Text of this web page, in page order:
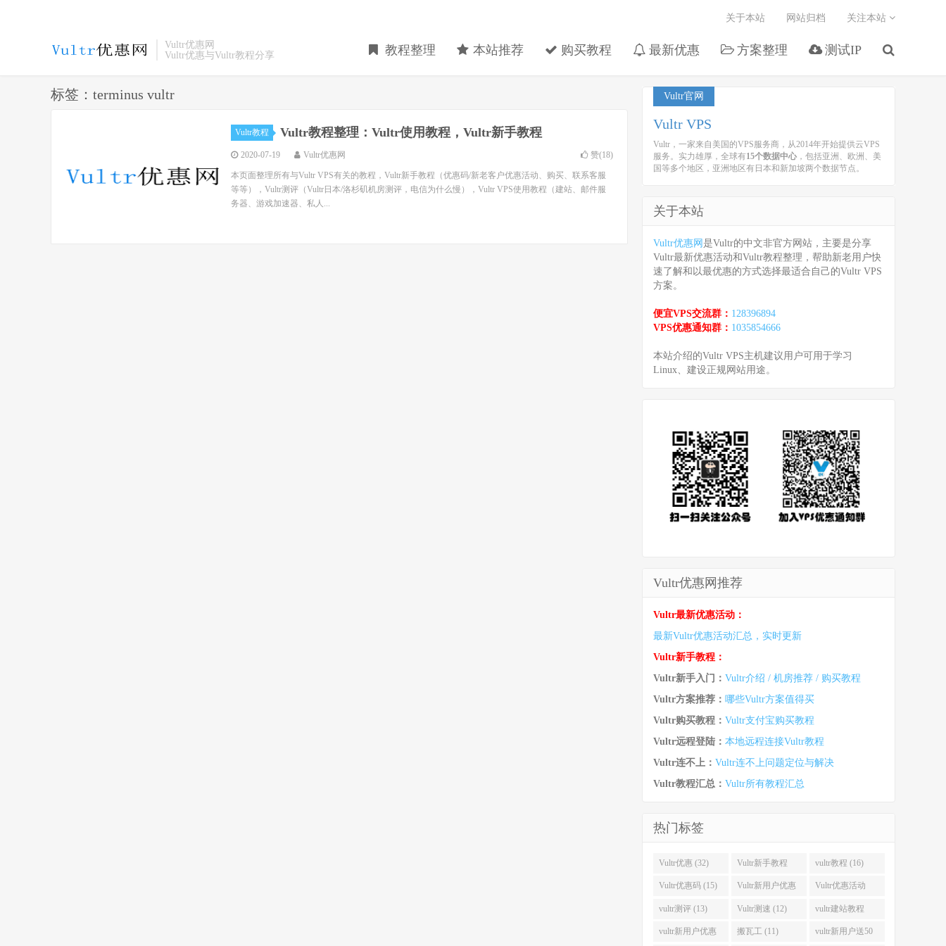
Vultr优惠网
Vultr优惠与Vultr教程分享
教程整理 本站推荐 购买教程 最新优惠 方案整理 测试IP
关于本站 网站归档 关注本站
标签：terminus vultr
Vultr教程 Vultr教程整理：Vultr使用教程，Vultr新手教程
2020-07-19 Vultr优惠网 赞(18)
本页面整理所有与Vultr VPS有关的教程，Vultr新手教程（优惠码/新老客户优惠活动、购买、联系客服
等等），Vultr测评（Vultr日本/洛杉矶机房测评，电信为什么慢），Vultr VPS使用教程（建站、邮件服
务器、游戏加速器、私人...
Vultr官网
Vultr VPS
Vultr，一家来自美国的VPS服务商，从2014年开始提供云VPS
服务。实力雄厚，全球有15个数据中心 ，包括亚洲、欧洲、美
国等多个地区，亚洲地区有日本和新加坡两个数据节点。
关于本站
Vultr优惠网 是Vultr的中文非官方网站，主要是分享
Vultr最新优惠活动和Vultr教程整理，帮助新老用户快
速了解和以最优惠的方式选择最适合自己的Vultr VPS
方案。
便宜VPS交流群： 128396894
VPS优惠通知群： 1035854666
本站介绍的Vultr VPS主机建议用户可用于学习
Linux、建设正规网站用途。
Vultr优惠网推荐
Vultr最新优惠活动：
最新Vultr优惠活动汇总，实时更新
Vultr新手教程：
Vultr新手入门： Vultr介绍 / 机房推荐 / 购买教程
Vultr方案推荐： 哪些Vultr方案值得买
Vultr购买教程： Vultr支付宝购买教程
Vultr远程登陆： 本地远程连接Vultr教程
Vultr连不上： Vultr连不上问题定位与解决
Vultr教程汇总： Vultr所有教程汇总
热门标签
Vultr优惠 (32) Vultr新手教程
(16)
vultr教程 (16)
Vultr优惠码 (15) Vultr新用户优惠
(14)
Vultr优惠活动
(13)
vultr测评 (13) Vultr测速 (12) vultr建站教程
(12)
vultr新用户优惠 搬瓦工 (11) vultr新用户送50